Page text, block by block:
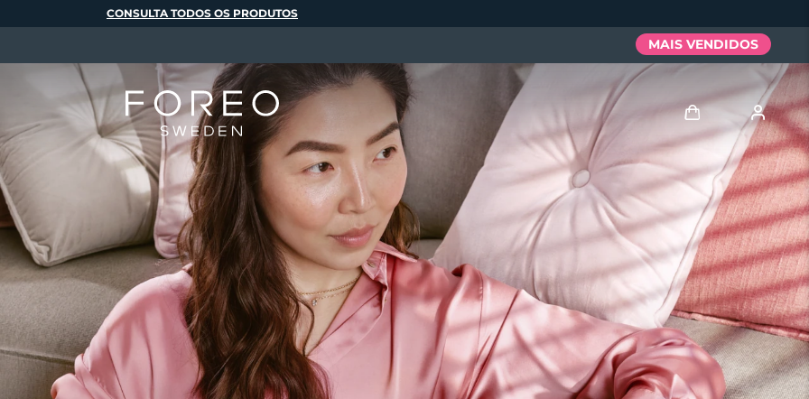
CONSULTA TODOS OS PRODUTOS
MAIS VENDIDOS
Entrar
Perfil de usuário
Meus aparelhos
Meus pedidos
Meus endereços
As minhas subscrições